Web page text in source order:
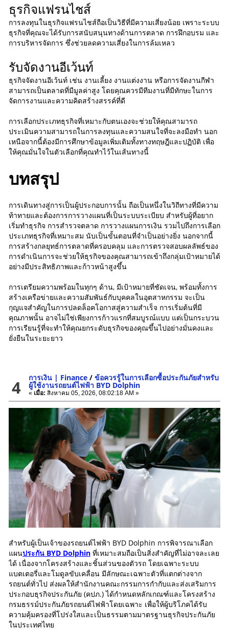
ธุรกิจแฟรนไชส์
การลงทุนในธุรกิจแฟรนไชส์ถือเป็นวิธีที่มีความเสี่ยงน้อย เพราะระบบ
ธุรกิจที่คุณจะได้รับการสนับสนุนทางด้านการตลาด การฝึกอบรม และ
การบริหารจัดการ ซึ่งช่วยลดความเสี่ยงในการล้มเหลว
รับจัดงานอีเว้นท์
ธุรกิจจัดงานอีเว้นท์ เช่น งานเลี้ยง งานแต่งงาน หรือการจัดงานกีฬา
สามารถเป็นตลาดที่มีมูลค่าสูง โดยคุณควรมีทีมงานที่มีทักษะในการ
จัดการงานและความคิดสร้างสรรค์ที่ดี
การเลือกประเภทธุรกิจที่เหมาะกับตนเองจะช่วยให้คุณสามารถ
ประเมินความสามารถในการลงทุนและความสนใจที่จะลงมือทำ นอก
เหนือจากนี้ต้องมีการศึกษาข้อมูลเพิ่มเติมทั้งทางทฤษฎีและปฏิบัติ เพื่อ
ให้คุณมั่นใจในตัวเลือกที่คุณทำไว้ในเส้นทางนี้
บทสรุป
การเดินทางสู่การเป็นผู้ประกอบการนั้น ถือเป็นหนึ่งในวิถีทางที่มีความ
ท้าทายและต้องการการวางแผนที่เป็นระบบระเบียบ สำหรับผู้ที่อยาก
เริ่มทําธุรกิจ การสำรวจตลาด การวางแผนการเงิน รวมไปถึงการเลือก
ประเภทธุรกิจที่เหมาะสม นับเป็นขั้นตอนที่จำเป็นอย่างยิ่ง นอกจากนี้
การสร้างกลยุทธ์การตลาดที่ครอบคลุม และการตรวจสอบผลลัพธ์ของ
การดำเนินการจะช่วยให้ธุรกิจของคุณสามารถเข้าถึงกลุ่มเป้าหมายได้
อย่างมีประสิทธิภาพและก้าวหน้าสูงขึ้น
การเตรียมความพร้อมในทุกๆ ด้าน, มีเป้าหมายที่ชัดเจน, พร้อมทั้งการ
สร้างเครือข่ายและความสัมพันธ์กับบุคคลในอุตสาหกรรม จะเป็น
กุญแจสำคัญในการปลดล็อคโอกาสสู่ความสำเร็จ การเริ่มต้นที่มี
คุณภาพนั้น อาจไม่ใช่เพียงการก้าวแรกที่สมบูรณ์แบบ แต่เป็นกระบวน
การเรียนรู้ที่จะทำให้คุณยกระดับธุรกิจของคุณขึ้นไปอย่างมั่นคงและ
ยั่งยืนในระยะยาว
4 การเงิน | Finance /ข้อควรรู้ในการเลือกซื้อประกันภัยสำหรับ
ผู้ใช้งานรถยนต์ไฟฟ้า BYD Dolphin
« เมื่อ: สิงหาคม 05, 2026, 08:02:18 AM »
สำหรับผู้เป็นเจ้าของรถยนต์ไฟฟ้า BYD Dolphin การพิจารณาเลือก
แผนประกัน BYD Dolphinที่เหมาะสมถือเป็นสิ่งสำคัญที่ไม่อาจละเลย
ได้ เนื่องจากโครงสร้างและชิ้นส่วนของตัวรถ โดยเฉพาะระบบ
แบตเตอรี่และโมดูลขับเคลื่อน มีลักษณะเฉพาะตัวที่แตกต่างจาก
รถยนต์ทั่วไป ส่งผลให้สำนักงานคณะกรรมการกำกับและส่งเสริมการ
ประกอบธุรกิจประกันภัย (คปภ.) ได้กำหนดหลักเกณฑ์และโครงสร้าง
กรมธรรม์ประกันภัยรถยนต์ไฟฟ้าโดยเฉพาะ เพื่อให้ผู้บริโภคได้รับ
ความคุ้มครองที่โปร่งใสและเป็นธรรมตามมาตรฐานธุรกิจประกันภัย
ในประเทศไทย